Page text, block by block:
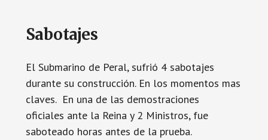
Sabotajes
El Submarino de Peral, sufrió 4 sabotajes
durante su construcción. En los momentos mas
claves. En una de las demostraciones
oficiales ante la Reina y 2 Ministros, fue
saboteado horas antes de la prueba.